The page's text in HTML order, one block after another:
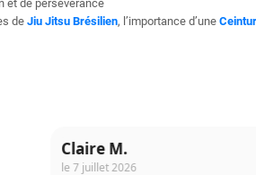
et de persévérance
de Jiu Jitsu Brésilien, l’importance d’une